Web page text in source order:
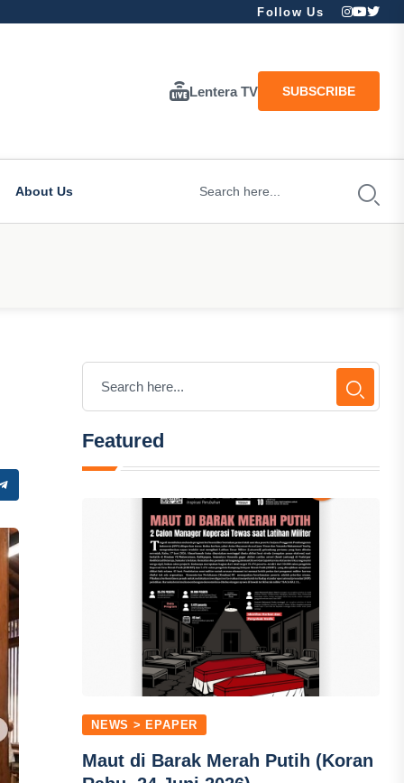
Follow Us
Lentera TV SUBSCRIBE
About Us
Featured
NEWS > EPAPER
Maut di Barak Merah Putih (Koran